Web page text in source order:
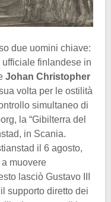
due uomini chiave:
ufficiale finlandese in
Johan Christopher
volta per le ostilità
simultaneo di
la “Gibilterra del
in Scania.
il 6 agosto,
muovere
lasciò Gustavo III
supporto diretto dei